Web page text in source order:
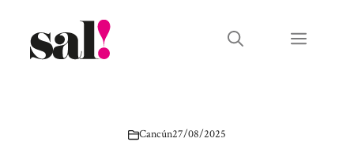
contenido
Menú
Cancún27/08/2025